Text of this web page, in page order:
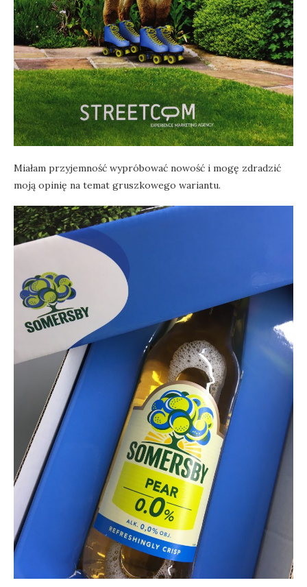
Miałam przyjemność wypróbować nowość i mogę zdradzić
moją opinię na temat gruszkowego wariantu.